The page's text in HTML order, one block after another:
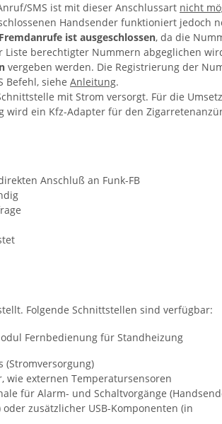
SMS ist mit dieser Anschlussart nicht
Handsender funktioniert jedoch
ist ausgeschlossen, da die
berechtigter Nummern abgeglichen
vergeben werden. Die Registrierung der
Befehl, siehe Anleitung.
mit Strom versorgt. Für die
wird ein Kfz-Adapter für den
Anschluß an Funk-FB
Folgende Schnittstellen sind verfügbar:
(Stromversorgung)
wie externen Temperatursensoren
für Alarm- und Schaltvorgänge
oder zusätzlicher USB-Komponenten (in